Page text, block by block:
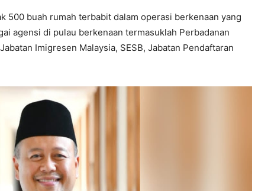
500 buah rumah terbabit dalam operasi berkenaan yang
agensi di pulau berkenaan termasuklah Perbadanan
Imigresen Malaysia, SESB, Jabatan Pendaftaran